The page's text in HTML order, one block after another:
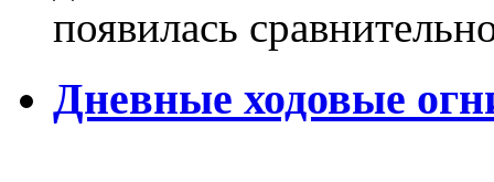
появилась
Дневные ходовые